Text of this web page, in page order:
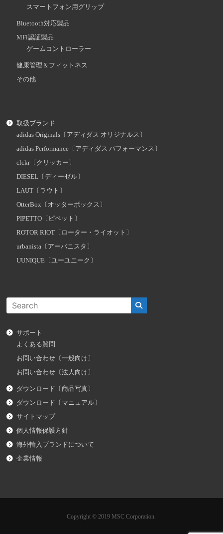
スマートフォン用グリップ
Bluetooth対応製品
MFi認証製品
ゲームコントローラー
健康管理＆フィットネス
その他
取扱ブランド
adidas Originals〔アディダス オリジナルス〕
adidas Performance〔アディダス パフォーマンス〕
clckr〔クリッカー〕
DIESEL〔ディーゼル〕
LAUT〔ラウト〕
OtterBox〔オッターボックス〕
PIPETTO〔ピペット〕
ROTOR RIOT〔ローター・ライオット〕
urbanista〔アーバニスタ〕
UUNIQUE〔ユーユニーク〕
サポート
よくある質問
お問い合わせ〔一般向け〕
お問い合わせ〔法人向け〕
ダウンロード〔商品写真〕
ダウンロード〔マニュアル〕
サイトマップ
個人情報保護方針
海外輸入ブランドについて
企業情報
Copyright © 2019 MSC Corporation.